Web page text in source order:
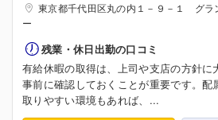
東京都千代田区丸の内１－９－１ グ
ー
残業・休日出勤の口コミ
有給休暇の取得は、上司や支店の方針に
事前に確認しておくことが重要です。配
取りやすい環境もあれば、...